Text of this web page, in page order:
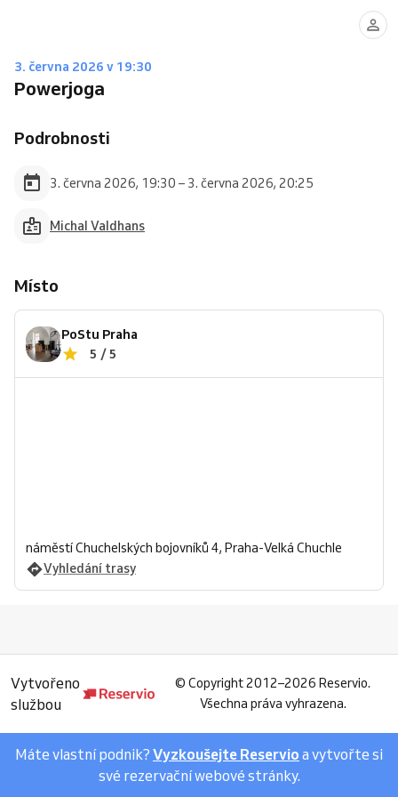
3. června 2026 v 19:30
Powerjoga
Podrobnosti
3. června 2026, 19:30 – 3. června 2026, 20:25
Michal Valdhans
Místo
PoStu Praha
5 / 5
náměstí Chuchelských bojovníků 4, Praha-Velká Chuchle
Vyhledání trasy
Vytvořeno
službou
© Copyright 2012–2026 Reservio.
Všechna práva vyhrazena.
Máte vlastní podnik? Vyzkoušejte Reservio a vytvořte si
své rezervační webové stránky.